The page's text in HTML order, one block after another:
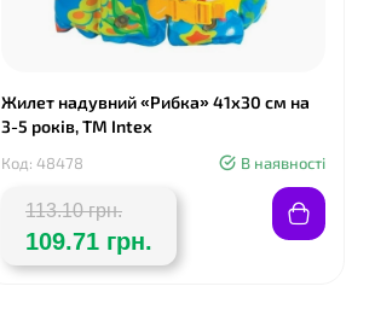
Жилет надувний «Рибка» 41x30 см на
3-5 років, ТМ Intex
Код: 48478 В наявності
113.10 грн.
109.71 грн.